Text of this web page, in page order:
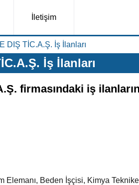
İletişim
DIŞ TİC.A.Ş. İş İlanları
İş İlanları
firmasındaki iş
Beden İşçisi, Kimya